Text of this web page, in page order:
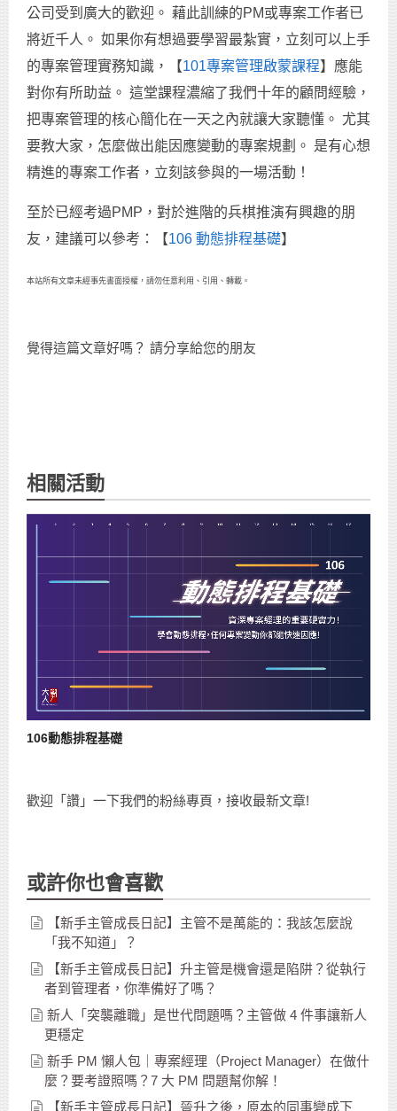
公司受到廣大的歡迎。 藉此訓練的PM或專案工作者已
將近千人。 如果你有想過要學習最紮實，立刻可以上手
的專案管理實務知識，【101專案管理啟蒙課程】應能
對你有所助益。 這堂課程濃縮了我們十年的顧問經驗，
把專案管理的核心簡化在一天之內就讓大家聽懂。 尤其
要教大家，怎麼做出能因應變動的專案規劃。 是有心想
精進的專案工作者，立刻該參與的一場活動！
至於已經考過PMP，對於進階的兵棋推演有興趣的朋
友，建議可以參考：【106 動態排程基礎】
本站所有文章未經事先書面授權，請勿任意利用、引用、轉載。
覺得這篇文章好嗎？ 請分享給您的朋友
相關活動
106動態排程基礎
歡迎「讚」一下我們的粉絲專頁，接收最新文章!
或許你也會喜歡
【新手主管成長日記】主管不是萬能的：我該怎麼說
「我不知道」？
【新手主管成長日記】升主管是機會還是陷阱？從執行
者到管理者，你準備好了嗎？
新人「突襲離職」是世代問題嗎？主管做 4 件事讓新人
更穩定
新手 PM 懶人包｜專案經理（Project Manager）在做什
麼？要考證照嗎？7 大 PM 問題幫你解！
【新手主管成長日記】晉升之後，原本的同事變成下